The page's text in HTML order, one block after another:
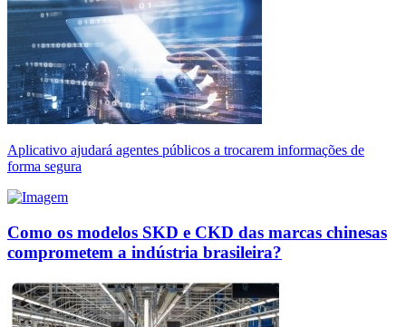
Aplicativo ajudará agentes públicos a trocarem informações de
forma segura
Como os modelos SKD e CKD das marcas chinesas
comprometem a indústria brasileira?